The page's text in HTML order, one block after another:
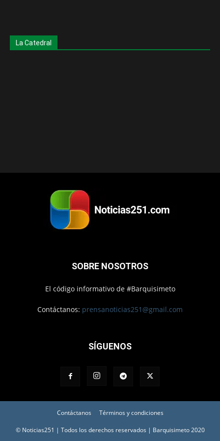
La Catedral
SOBRE NOSOTROS
El código informativo de #Barquisimeto
Contáctanos: prensanoticias251@gmail.com
SÍGUENOS
Contáctanos Términos y condiciones
© Noticias251 | Todos los derechos reservados | Barquisimeto 2020